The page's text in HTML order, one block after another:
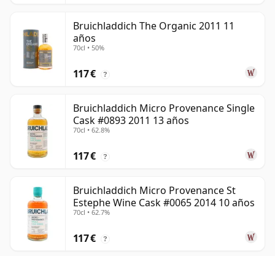
Bruichladdich The Organic 2011 11
años
70cl • 50%
117 € ?
Bruichladdich Micro Provenance Single
Cask #0893 2011 13 años
70cl • 62.8%
117 € ?
Bruichladdich Micro Provenance St
Estephe Wine Cask #0065 2014 10 años
70cl • 62.7%
117 € ?